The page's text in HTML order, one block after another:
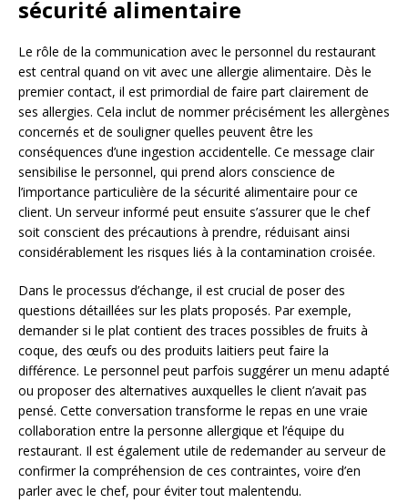
sécurité alimentaire
Le rôle de la communication avec le personnel du restaurant
est central quand on vit avec une allergie alimentaire. Dès le
premier contact, il est primordial de faire part clairement de
ses allergies. Cela inclut de nommer précisément les allergènes
concernés et de souligner quelles peuvent être les
conséquences d’une ingestion accidentelle. Ce message clair
sensibilise le personnel, qui prend alors conscience de
l’importance particulière de la sécurité alimentaire pour ce
client. Un serveur informé peut ensuite s’assurer que le chef
soit conscient des précautions à prendre, réduisant ainsi
considérablement les risques liés à la contamination croisée.
Dans le processus d’échange, il est crucial de poser des
questions détaillées sur les plats proposés. Par exemple,
demander si le plat contient des traces possibles de fruits à
coque, des œufs ou des produits laitiers peut faire la
différence. Le personnel peut parfois suggérer un menu adapté
ou proposer des alternatives auxquelles le client n’avait pas
pensé. Cette conversation transforme le repas en une vraie
collaboration entre la personne allergique et l’équipe du
restaurant. Il est également utile de redemander au serveur de
confirmer la compréhension de ces contraintes, voire d’en
parler avec le chef, pour éviter tout malentendu.